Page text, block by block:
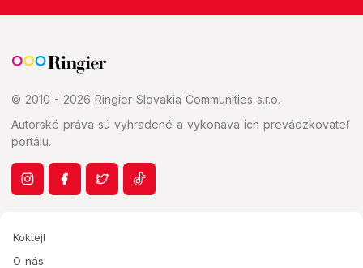
© 2010 - 2026 Ringier Slovakia Communities s.r.o.
Autorské práva sú vyhradené a vykonáva ich prevádzkovateľ
portálu.
Koktejl
O nás